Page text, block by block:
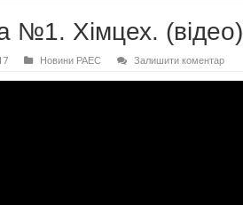
№1. Хімцех. (відео)
Новини РАЕС Залишити коментар